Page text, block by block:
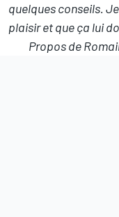
quelques conseils.
plaisir et que ça lui
Propos de